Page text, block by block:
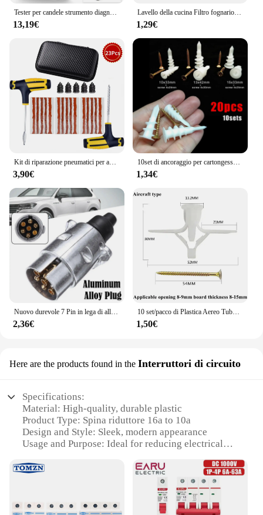
Tester per candele strumento diagnostico a doppio foro per Auto 12V Spark Tester 0-6000rpm strumenti per rilevatore di accensione del motore automatico
13,19€
Lavello della cucina Filtro fognario Tappo di scarico del bacino Lavello in acciaio inossidabile Tappo di scarico Filtro Anti-intasamento Scarico a pavimento Accessori da cucina
1,29€
Kit di riparazione pneumatici per auto Strumenti per tappo per puntura Emergenza per puntura pneumatici per strisce di pneumatici Kit di strumenti per riparazione colla per agitazione Accessori per auto
3,90€
10set di ancoraggio per cartongesso autoperforante con vite autofilettante per cartongesso tappo di espansione per pareti a cavità cava in gesso plastica Nylon
1,34€
Nuovo durevole 7 Pin in lega di alluminio spina rimorchio camion rimorchio elettrico connettore 12V sostituzione professionale per camion EU Plug
2,36€
10 set/pacco di Plastica Aereo Tubo di Espansione Tenda Cartongesso Vite di Espansione a Parete Cavo 3.5*50 + Ancora 8*50 Spine invecchiamento
1,50€
Here are the products found in the Interruttori di circuito
Specifications:
Material: High-quality, durable plastic
Product Type: Spina riduttore 16a to 10a
Design and Style: Sleek, modern appearance
Usage and Purpose: Ideal for reducing electrical
Typical Adaptive Scenario: Suitable for various
Shape and Size: Compact and easy to install